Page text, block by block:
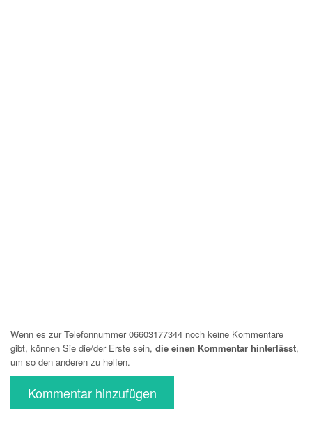
Wenn es zur Telefonnummer 06603177344 noch keine Kommentare
gibt, können Sie die/der Erste sein, die einen Kommentar hinterlässt,
um so den anderen zu helfen.
Kommentar hinzufügen